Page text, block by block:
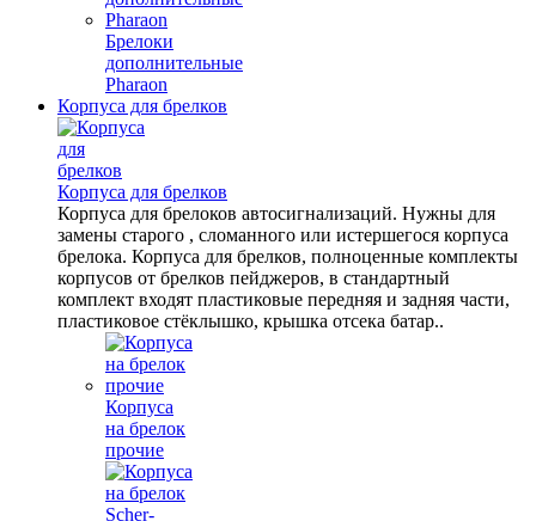
Брелоки
дополнительные
Pharaon
Корпуса для брелков
Корпуса для брелков
Корпуса для брелоков автосигнализаций. Нужны для
замены старого , сломанного или истершегося корпуса
брелока. Корпуса для брелков, полноценные комплекты
корпусов от брелков пейджеров, в стандартный
комплект входят пластиковые передняя и задняя части,
пластиковое стёклышко, крышка отсека батар..
Корпуса
на брелок
прочие